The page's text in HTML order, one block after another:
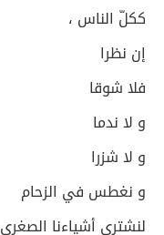
ككلّ الناس ،
إن نظرا
فلا شوقا
و لا ندما
و لا شزرا
و نغطس في الزحام
لنشتري أشياءنا الصغرى